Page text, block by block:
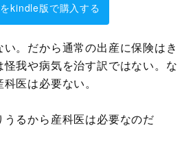
kindle版で購入する
い。だから通常の出産に保険はき
我や病気を治す訳ではない。な
医は必要ない。
るから産科医は必要なのだ